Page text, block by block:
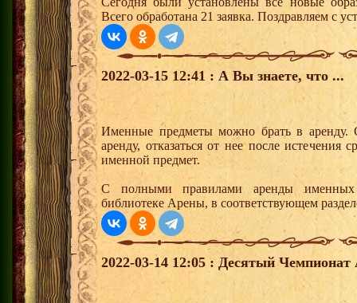
Всего обработана 21 заявка. Поздравляем с
2022-03-15 12:41 : А Вы знаете, что ...
Именные предметы можно брать в аренду.
аренду, отказаться от нее после
именной предмет.
С полными правилами аренды именных
библиотеке Арены, в соответствующем
2022-03-14 12:05 : Десятый